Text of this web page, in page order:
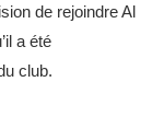
de rejoindre Al
a été
club.